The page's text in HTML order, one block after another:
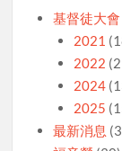
基督徒大會
2021
2022
2024
2025
最新消息